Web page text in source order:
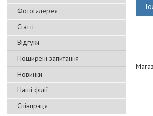
Фотогалерея
Статті
Відгуки
Поширені запитання
Новинки
Наші філії
Співпраця